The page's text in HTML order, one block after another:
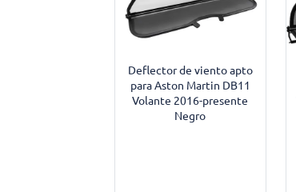
Deflector de viento apto
para Aston Martin DB11
Volante 2016-presente
Negro